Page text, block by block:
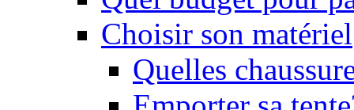
Choisir son matériel
Quelles